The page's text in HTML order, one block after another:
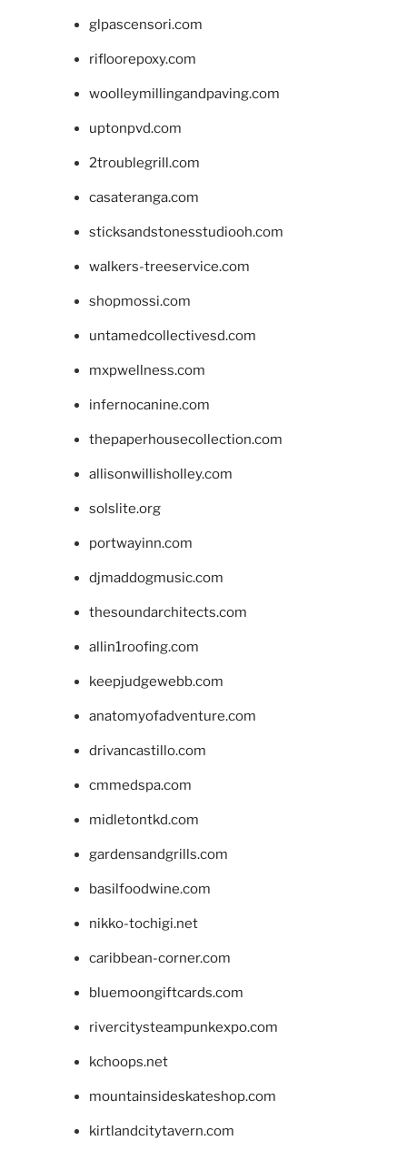
glpascensori.com
rifloorepoxy.com
woolleymillingandpaving.com
uptonpvd.com
2troublegrill.com
casateranga.com
sticksandstonesstudiooh.com
walkers-treeservice.com
shopmossi.com
untamedcollectivesd.com
mxpwellness.com
infernocanine.com
thepaperhousecollection.com
allisonwillisholley.com
solslite.org
portwayinn.com
djmaddogmusic.com
thesoundarchitects.com
allin1roofing.com
keepjudgewebb.com
anatomyofadventure.com
drivancastillo.com
cmmedspa.com
midletontkd.com
gardensandgrills.com
basilfoodwine.com
nikko-tochigi.net
caribbean-corner.com
bluemoongiftcards.com
rivercitysteampunkexpo.com
kchoops.net
mountainsideskateshop.com
kirtlandcitytavern.com